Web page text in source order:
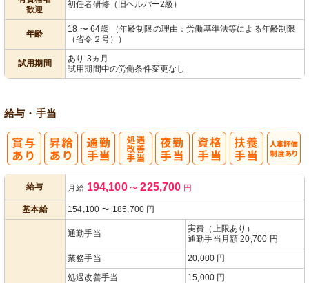
歓迎
初任者研修（旧ヘルパー2級）
年齢
18 〜 64歳 （年齢制限の理由：労働基準法等による年齢制限
（省令２号））
試用期間
あり 3ヵ月
試用期間中の労働条件変更なし
給与・手当
給与 月給 194,100 〜 225,700 円
基本給 154,100 〜 185,700 円
通勤手当
実費（上限あり）
通勤手当月額 20,700 円
業務手当
20,000 円
処遇改善手当
15,000 円